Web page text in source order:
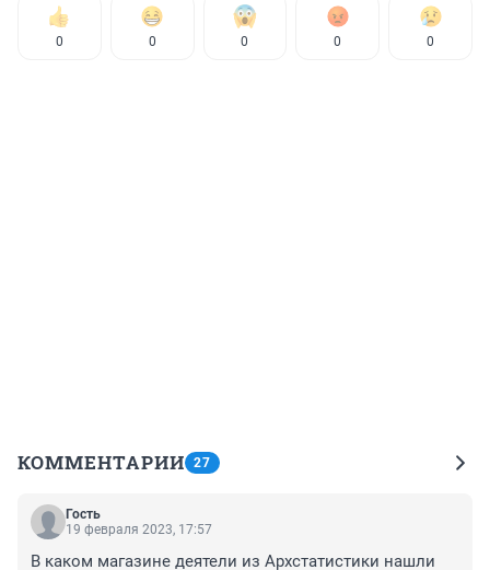
0 0 0 0 0
КОММЕНТАРИИ 27
Гость
19 февраля 2023, 17:57
В каком магазине деятели из Архстатистики нашли